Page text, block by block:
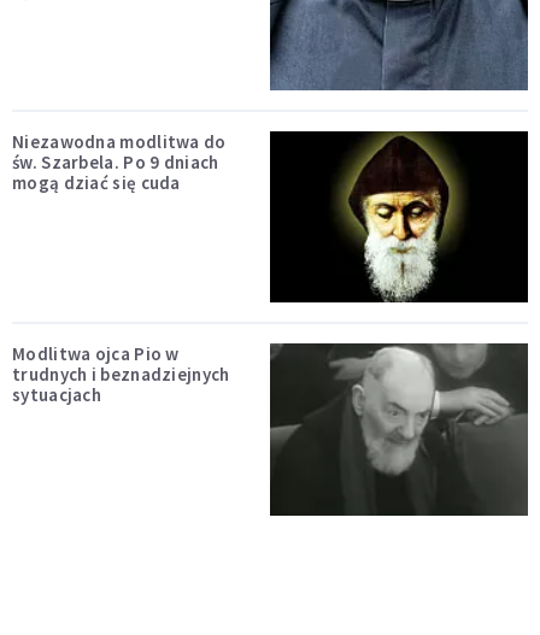
Niezawodna modlitwa do
św. Szarbela. Po 9 dniach
mogą dziać się cuda
Modlitwa ojca Pio w
trudnych i beznadziejnych
sytuacjach